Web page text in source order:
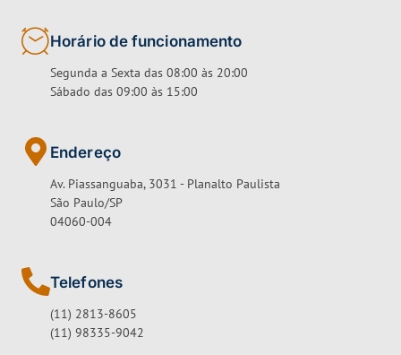
Horário de funcionamento
Segunda a Sexta das 08:00 às 20:00
Sábado das 09:00 às 15:00
Endereço
Av. Piassanguaba, 3031 - Planalto Paulista
São Paulo/SP
04060-004
Telefones
(11) 2813-8605
(11) 98335-9042